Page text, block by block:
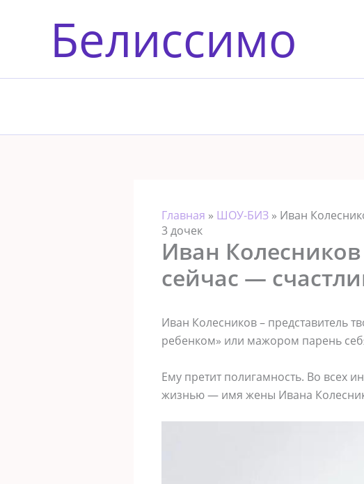
содержимомуБелиссимо
Главная » ШОУ-БИЗ » Иван
3 дочек
Иван
сейчас —
Иван Колесников – представитель
ребенком» или мажором парень
Ему претит полигамность. Во всех
жизнью — имя жены Ивана